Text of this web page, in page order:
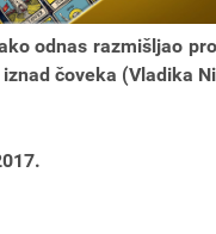
odnas razmišljao
čoveka (Vladika